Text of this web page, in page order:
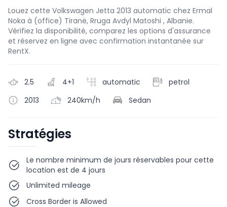
Louez cette Volkswagen Jetta 2013 automatic chez Ermal
Noka à (office) Tiranë, Rruga Avdyl Matoshi , Albanie.
Vérifiez la disponibilité, comparez les options d'assurance
et réservez en ligne avec confirmation instantanée sur
RentX.
2.5 4+1 automatic
petrol
2013
240km/h Sedan
Stratégies
Le nombre minimum de jours réservables pour cette
location est de 4 jours
Unlimited mileage
Cross Border is Allowed